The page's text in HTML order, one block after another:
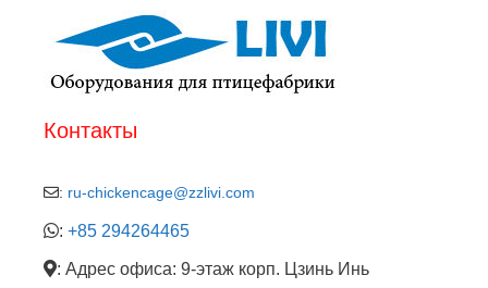
Контакты
: ru-chickencage@zzlivi.com
: +85 294264465
: Адрес офиса: 9-этаж корп. Цзинь Инь